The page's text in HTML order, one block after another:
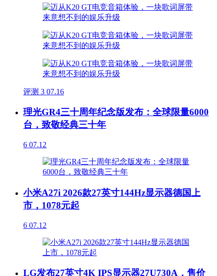
评测 3 07.16
理光GR4三十周年纪念版发布：全球限量6000
台，致敬经典三十年
6 07.12
小米A27i 2026款27英寸144Hz显示器德国上
市，1078元起
6 07.12
LG发布27英寸4K IPS显示器27U730A，售价